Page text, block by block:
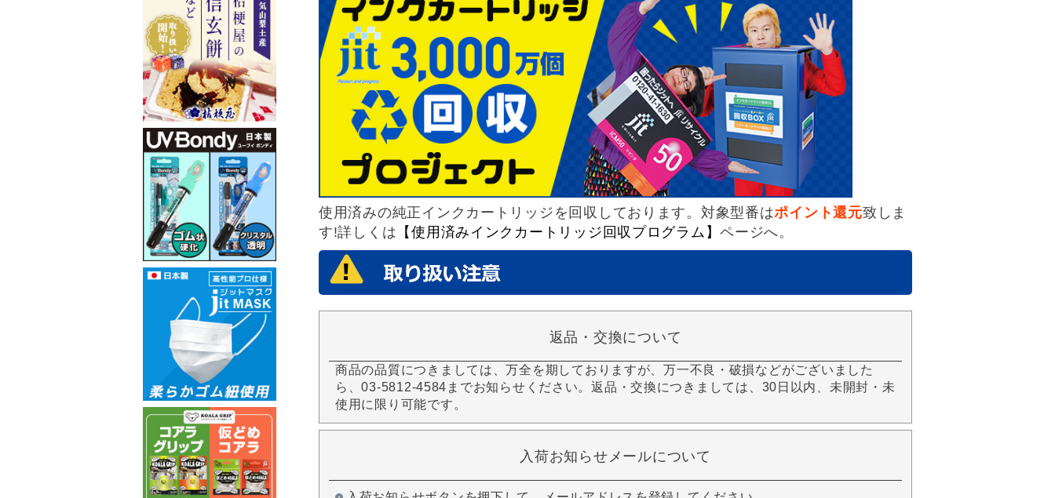
使用済みの純正インクカートリッジを回収しております。対象型番はポイント還元致しま
す!詳しくは 【使用済みインクカートリッジ回収プログラム】ページへ。
返品・交換について
商品の品質につきましては、万全を期しておりますが、万一不良・破損などがございました
ら、03-5812-4584までお知らせください。返品・交換につきましては、30日以内、未開封・未
使用に限り可能です。
入荷お知らせメールについて